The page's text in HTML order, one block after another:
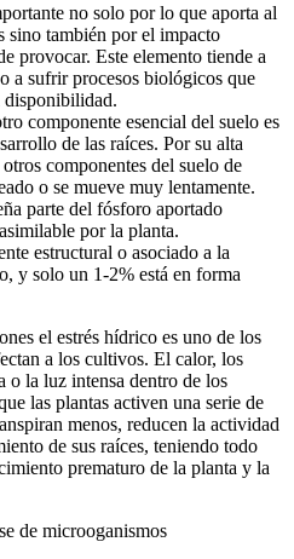
no solo por lo que aporta al
sino también por el impacto
provocar. Este elemento tiende a
a sufrir procesos biológicos que
disponibilidad.
componente esencial del suelo es
de las raíces. Por su alta
componentes del suelo de
o se mueve muy lentamente.
parte del fósforo aportado
por la planta.
estructural o asociado a la
y solo un 1-2% está en forma
el estrés hídrico es uno de los
a los cultivos. El calor, los
o la luz intensa dentro de los
las plantas activen una serie de
menos, reducen la actividad
de sus raíces, teniendo todo
prematuro de la planta y la
de microoganismos